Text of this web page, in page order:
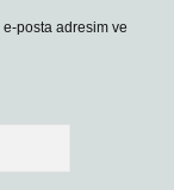
e-posta adresim ve